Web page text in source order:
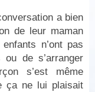
a bien
de leur maman
n’ont pas
de s’arranger
s’est même
ça ne lui plaisait